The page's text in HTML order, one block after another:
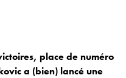
place de numéro
a (bien) lancé une